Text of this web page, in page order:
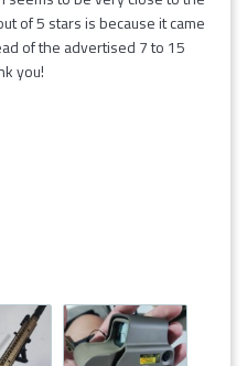
of 5 stars is because it came
of the advertised 7 to 15
you!